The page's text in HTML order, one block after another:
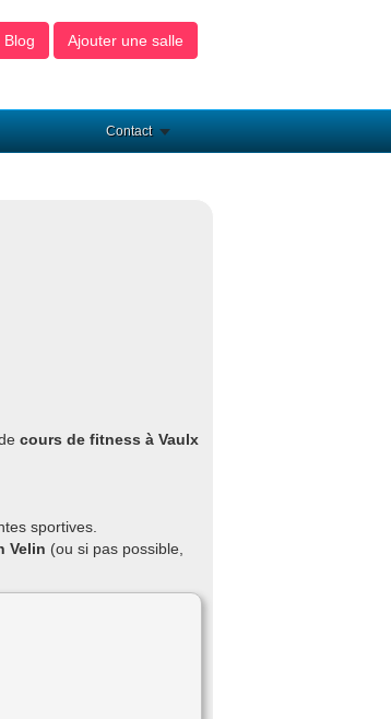
Blog Ajouter une salle
Contact
cours de fitness à Vaulx
sportives.
Velin (ou si pas possible,